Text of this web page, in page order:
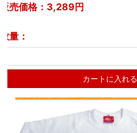
販売価格： 3,289円
数量：
カートに入れる